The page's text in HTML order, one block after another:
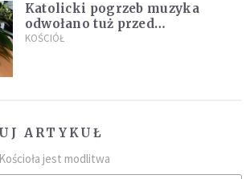
Katolicki pogrzeb muzyka
odwołano tuż przed
uroczystością. Powodem była
KOŚCIÓŁ
ARTYKUŁ
jest modlitwa